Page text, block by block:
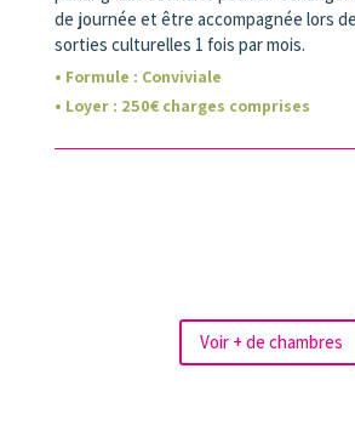
de journée et être accompagnée lors de
sorties culturelles 1 fois par mois.
• Formule : Conviviale
• Loyer: 250€ charges comprises
Voir + de chambres